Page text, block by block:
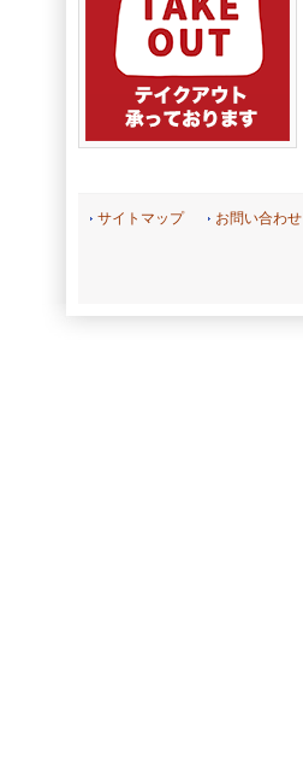
サイトマップ お問い合わせ